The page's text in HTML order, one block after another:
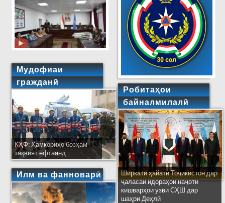
Мудофиаи
гражданӣ
КҲФ: Ҳамкориҳо бозҳам
тақвият ёфтаанд
Илм ва фанноварӣ
Робитаҳои
байналмилалӣ
Ширкати ҳайати Тоҷикистон дар
ҷаласаи идораҳои наҷоти
кишварҳои узви СҲШ дар
шаҳри Деҳлӣ